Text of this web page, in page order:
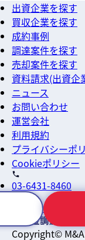
出資企業を探す
買収企業を探す
成約事例
調達案件を探す
売却案件を探す
資料請求(出資企
ニュース
お問い合わせ
運営会社
利用規約
プライバシーポ
Cookieポリシー
03-6431-8460
info@macloud.jp
Copyright©